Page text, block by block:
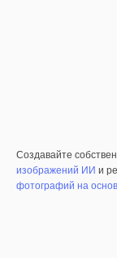
Создавайте
изображений ИИ и
фотографий на